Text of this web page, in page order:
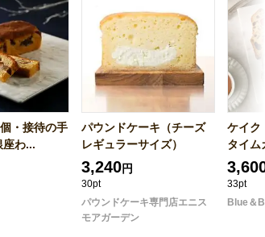
・接待の手
座わ...
パウンドケーキ（チーズ
レギュラーサイズ）
3,240円
30pt
パウンドケーキ専門店エニス
モアガーデン
ケイク
タイム
33pt
Blue＆